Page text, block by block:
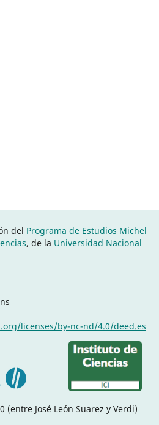
del Programa de Estudios Michel
, de la Universidad Nacional
licenses/by-nc-nd/4.0/deed.es
(entre José León Suarez y Verdi)